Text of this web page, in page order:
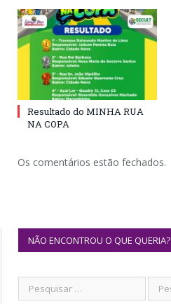
Resultado do MINHA RUA
NA COPA
Os comentários estão fechados.
NÃO ENCONTROU O QUE QUERIA?